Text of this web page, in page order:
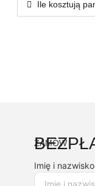
Ile kosztują
ZAMÓW
Imię i nazwisko